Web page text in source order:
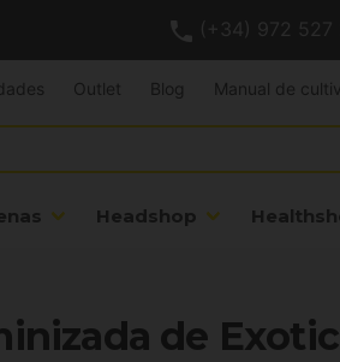
(+34) 972 527
Headshop
Outlet Blog Manual de
de